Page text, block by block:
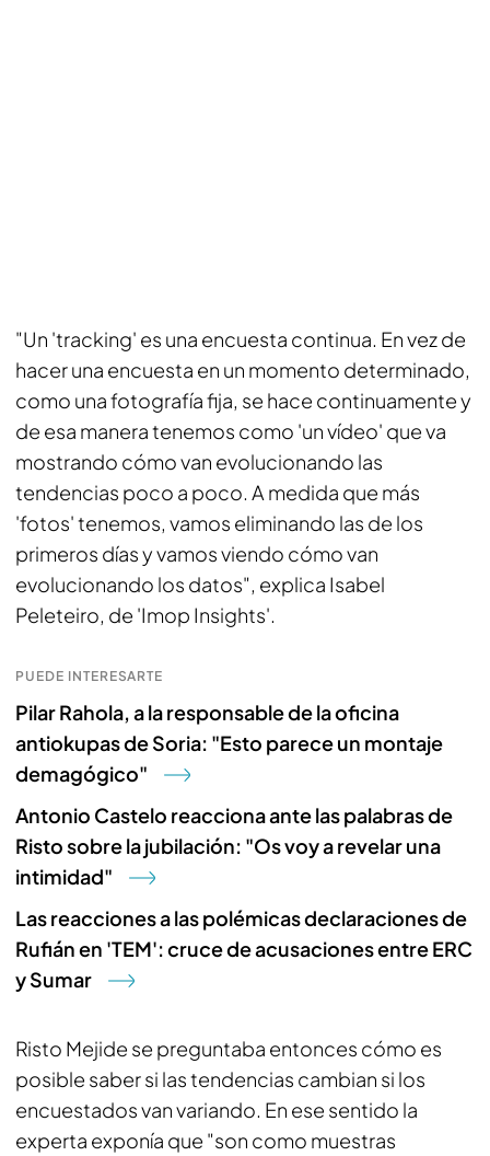
"Un 'tracking' es una encuesta continua. En vez de
hacer una encuesta en un momento determinado,
como una fotografía fija, se hace continuamente y
de esa manera tenemos como 'un vídeo' que va
mostrando cómo van evolucionando las
tendencias poco a poco. A medida que más
'fotos' tenemos, vamos eliminando las de los
primeros días y vamos viendo cómo van
evolucionando los datos", explica Isabel
Peleteiro, de 'Imop Insights'.
PUEDE INTERESARTE
Pilar Rahola, a la responsable de la oficina
antiokupas de Soria: "Esto parece un montaje
demagógico"
Antonio Castelo reacciona ante las palabras de
Risto sobre la jubilación: "Os voy a revelar una
intimidad"
Las reacciones a las polémicas declaraciones de
Rufián en 'TEM': cruce de acusaciones entre ERC
y Sumar
Risto Mejide se preguntaba entonces cómo es
posible saber si las tendencias cambian si los
encuestados van variando. En ese sentido la
experta exponía que "son como muestras